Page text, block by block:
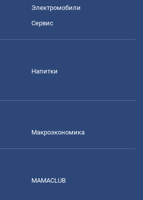
Электромобили
Сервис
Напитки
Mакроэкономика
MAMACLUB